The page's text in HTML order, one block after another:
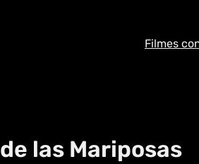
Filmes
las Mariposas